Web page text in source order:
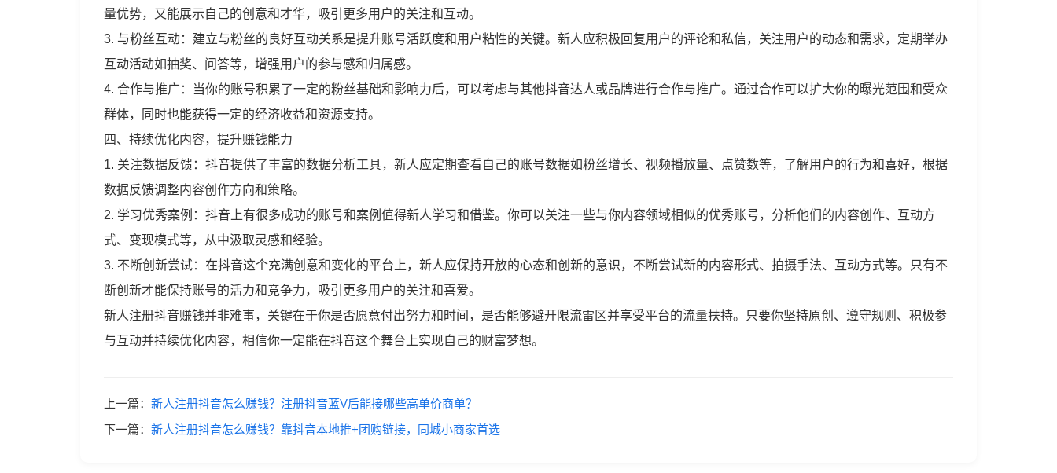
量优势，又能展示自己的创意和才华，吸引更多用户的关注和互动。
3. 与粉丝互动：建立与粉丝的良好互动关系是提升账号活跃度和用户粘性的关键。新人应积极回复用户的评论和私信，关注用户的动态和需求，定期举办
互动活动如抽奖、问答等，增强用户的参与感和归属感。
4. 合作与推广：当你的账号积累了一定的粉丝基础和影响力后，可以考虑与其他抖音达人或品牌进行合作与推广。通过合作可以扩大你的曝光范围和受众
群体，同时也能获得一定的经济收益和资源支持。
四、持续优化内容，提升赚钱能力
1. 关注数据反馈：抖音提供了丰富的数据分析工具，新人应定期查看自己的账号数据如粉丝增长、视频播放量、点赞数等，了解用户的行为和喜好，根据
数据反馈调整内容创作方向和策略。
2. 学习优秀案例：抖音上有很多成功的账号和案例值得新人学习和借鉴。你可以关注一些与你内容领域相似的优秀账号，分析他们的内容创作、互动方
式、变现模式等，从中汲取灵感和经验。
3. 不断创新尝试：在抖音这个充满创意和变化的平台上，新人应保持开放的心态和创新的意识，不断尝试新的内容形式、拍摄手法、互动方式等。只有不
断创新才能保持账号的活力和竞争力，吸引更多用户的关注和喜爱。
新人注册抖音赚钱并非难事，关键在于你是否愿意付出努力和时间，是否能够避开限流雷区并享受平台的流量扶持。只要你坚持原创、遵守规则、积极参
与互动并持续优化内容，相信你一定能在抖音这个舞台上实现自己的财富梦想。
上一篇： 新人注册抖音怎么赚钱？注册抖音蓝V后能接哪些高单价商单？
下一篇： 新人注册抖音怎么赚钱？靠抖音本地推+团购链接，同城小商家首选